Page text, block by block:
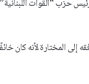
حزب “القوات اللبنانية”
المختارة لأنه كان